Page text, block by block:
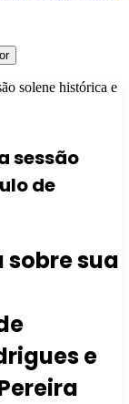
solene histórica e
sessão
de
sua
e